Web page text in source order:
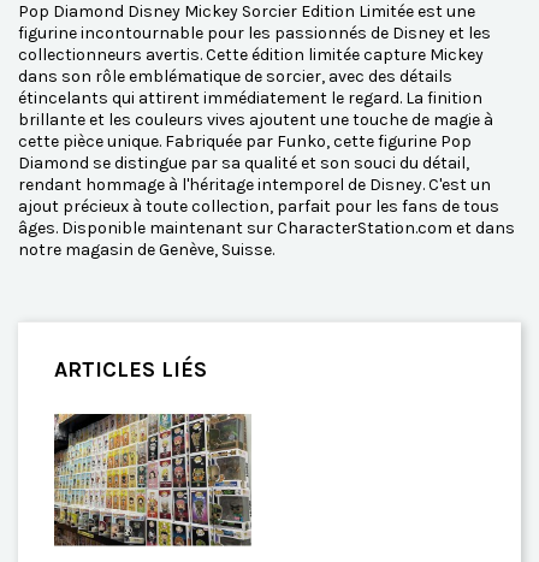
Pop Diamond Disney Mickey Sorcier Edition Limitée est une
figurine incontournable pour les passionnés de Disney et les
collectionneurs avertis. Cette édition limitée capture Mickey
dans son rôle emblématique de sorcier, avec des détails
étincelants qui attirent immédiatement le regard. La finition
brillante et les couleurs vives ajoutent une touche de magie à
cette pièce unique. Fabriquée par Funko, cette figurine Pop
Diamond se distingue par sa qualité et son souci du détail,
rendant hommage à l'héritage intemporel de Disney. C'est un
ajout précieux à toute collection, parfait pour les fans de tous
âges. Disponible maintenant sur CharacterStation.com et dans
notre magasin de Genève, Suisse.
ARTICLES LIÉS